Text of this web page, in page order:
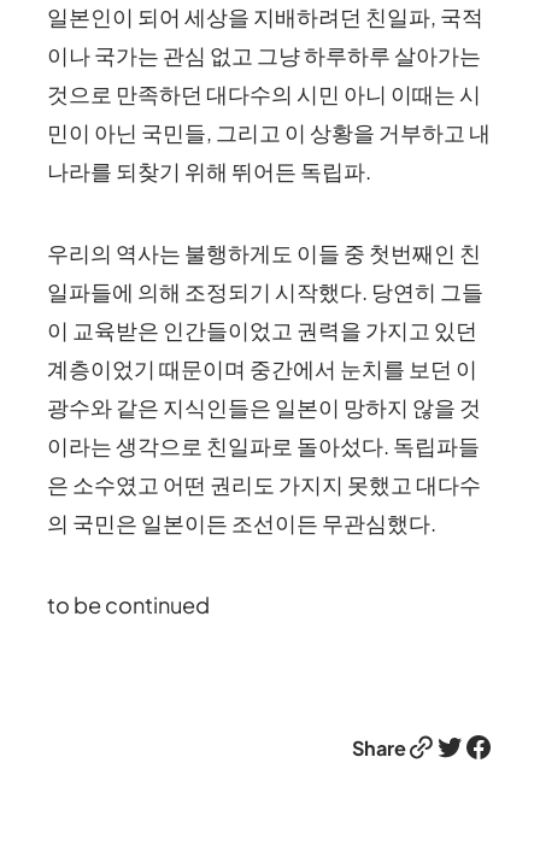
일본인이 되어 세상을 지배하려던 친일파, 국적
이나 국가는 관심 없고 그냥 하루하루 살아가는
것으로 만족하던 대다수의 시민 아니 이때는 시
민이 아닌 국민들, 그리고 이 상황을 거부하고 내
나라를 되찾기 위해 뛰어든 독립파.
우리의 역사는 불행하게도 이들 중 첫번째인 친
일파들에 의해 조정되기 시작했다. 당연히 그들
이 교육받은 인간들이었고 권력을 가지고 있던
계층이었기 때문이며 중간에서 눈치를 보던 이
광수와 같은 지식인들은 일본이 망하지 않을 것
이라는 생각으로 친일파로 돌아섰다. 독립파들
은 소수였고 어떤 권리도 가지지 못했고 대다수
의 국민은 일본이든 조선이든 무관심했다.
to be continued
ShareLink Twitter Facebook